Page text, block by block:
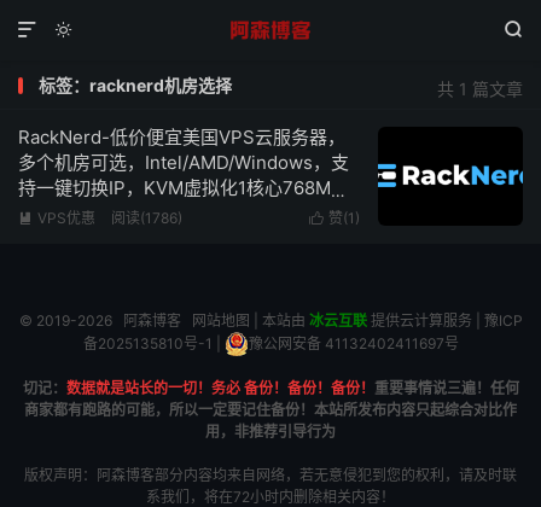
 

共 1 篇文章
标签：racknerd机房选择
RackNerd-低价便宜美国VPS云服务器，
多个机房可选，Intel/AMD/Windows，支
持一键切换IP，KVM虚拟化1核心768M内
存1Gbps带宽低至$10.18/年
 赞(1 )
 VPS优惠 阅读(1786)
© 2019-2026 阿森博客 网站地图 | 本站由 冰云互联提供云计算服务 | 豫ICP
备2025135810号-1
豫公网安备 41132402411697号
切记： 数据就是站长的一切！务必 备份！备份！备份！ 重要事情说三遍！任何
商家都有跑路的可能，所以一定要记住备份！本站所发布内容只起综合对比作
用，非推荐引导行为
版权声明：阿森博客部分内容均来自网络，若无意侵犯到您的权利，请及时联
系我们，将在72小时内删除相关内容！